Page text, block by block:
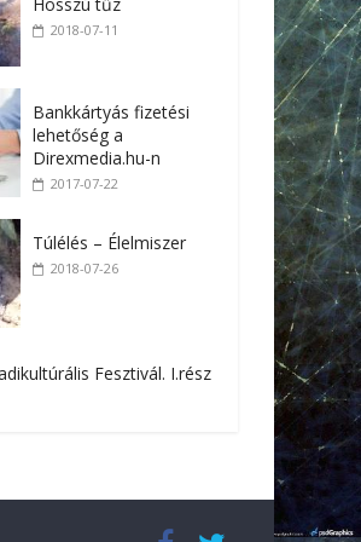
2018-07-11
Bankkártyás fizetési
lehetőség a
Direxmedia.hu-n
2017-07-22
Túlélés – Élelmiszer
2018-07-26
Fesztivál. I.rész